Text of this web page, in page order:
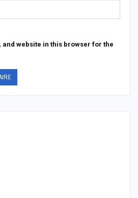
and website in this browser for the